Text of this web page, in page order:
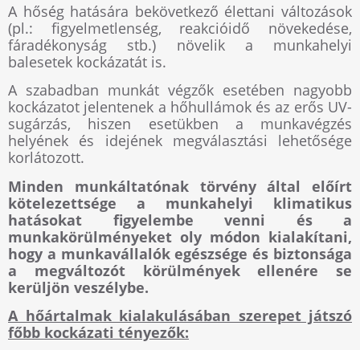
A hőség hatására bekövetkező élettani változások
(pl.: figyelmetlenség, reakcióidő növekedése,
fáradékonyság stb.) növelik a munkahelyi
balesetek kockázatát is.
A szabadban munkát végzők esetében nagyobb
kockázatot jelentenek a hőhullámok és az erős UV-
sugárzás, hiszen esetükben a munkavégzés
helyének és idejének megválasztási lehetősége
korlátozott.
Minden munkáltatónak törvény által előírt
kötelezettsége a munkahelyi klimatikus
hatásokat figyelembe venni és a
munkakörülményeket oly módon kialakítani,
hogy a munkavállalók egészsége és biztonsága
a megváltozót körülmények ellenére se
kerüljön veszélybe.
A hőártalmak kialakulásában szerepet játszó
főbb kockázati tényezők: